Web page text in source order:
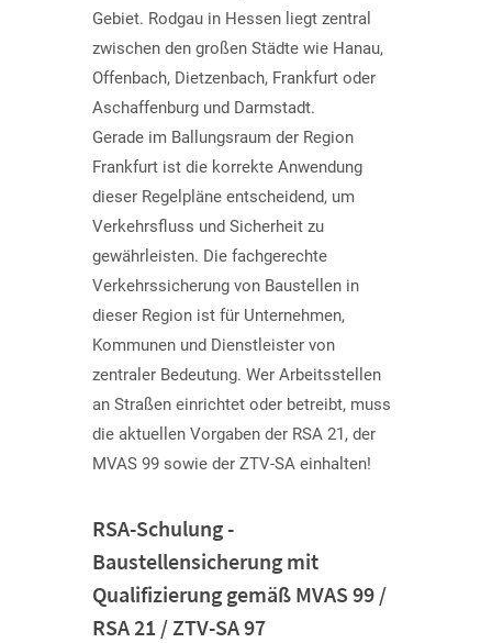
Gebiet. Rodgau in Hessen liegt zentral
zwischen den großen Städte wie Hanau,
Offenbach, Dietzenbach, Frankfurt oder
Aschaffenburg und Darmstadt.
Gerade im Ballungsraum der Region
Frankfurt ist die korrekte Anwendung
dieser Regelpläne entscheidend, um
Verkehrsfluss und Sicherheit zu
gewährleisten. Die fach­gerechte
Verkehrssicherung von Baustellen in
dieser Region ist für Unternehmen,
Kommunen und Dienstleister von
zentraler Bedeutung. Wer Arbeitsstellen
an Straßen einrichtet oder betreibt, muss
die aktuellen Vorgaben der RSA 21, der
MVAS 99 sowie der ZTV-SA einhalten!
RSA-Schulung -
Baustellensicherung mit
Qualifizierung gemäß MVAS 99 /
RSA 21 / ZTV-SA 97